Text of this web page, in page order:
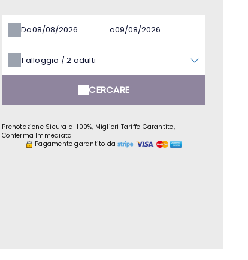
Da a
1 alloggio /2 adulti
CERCARE
Prenotazione Sicura al 100%, Migliori Tariffe Garantite,
Conferma Immediata
Pagamento garantito da